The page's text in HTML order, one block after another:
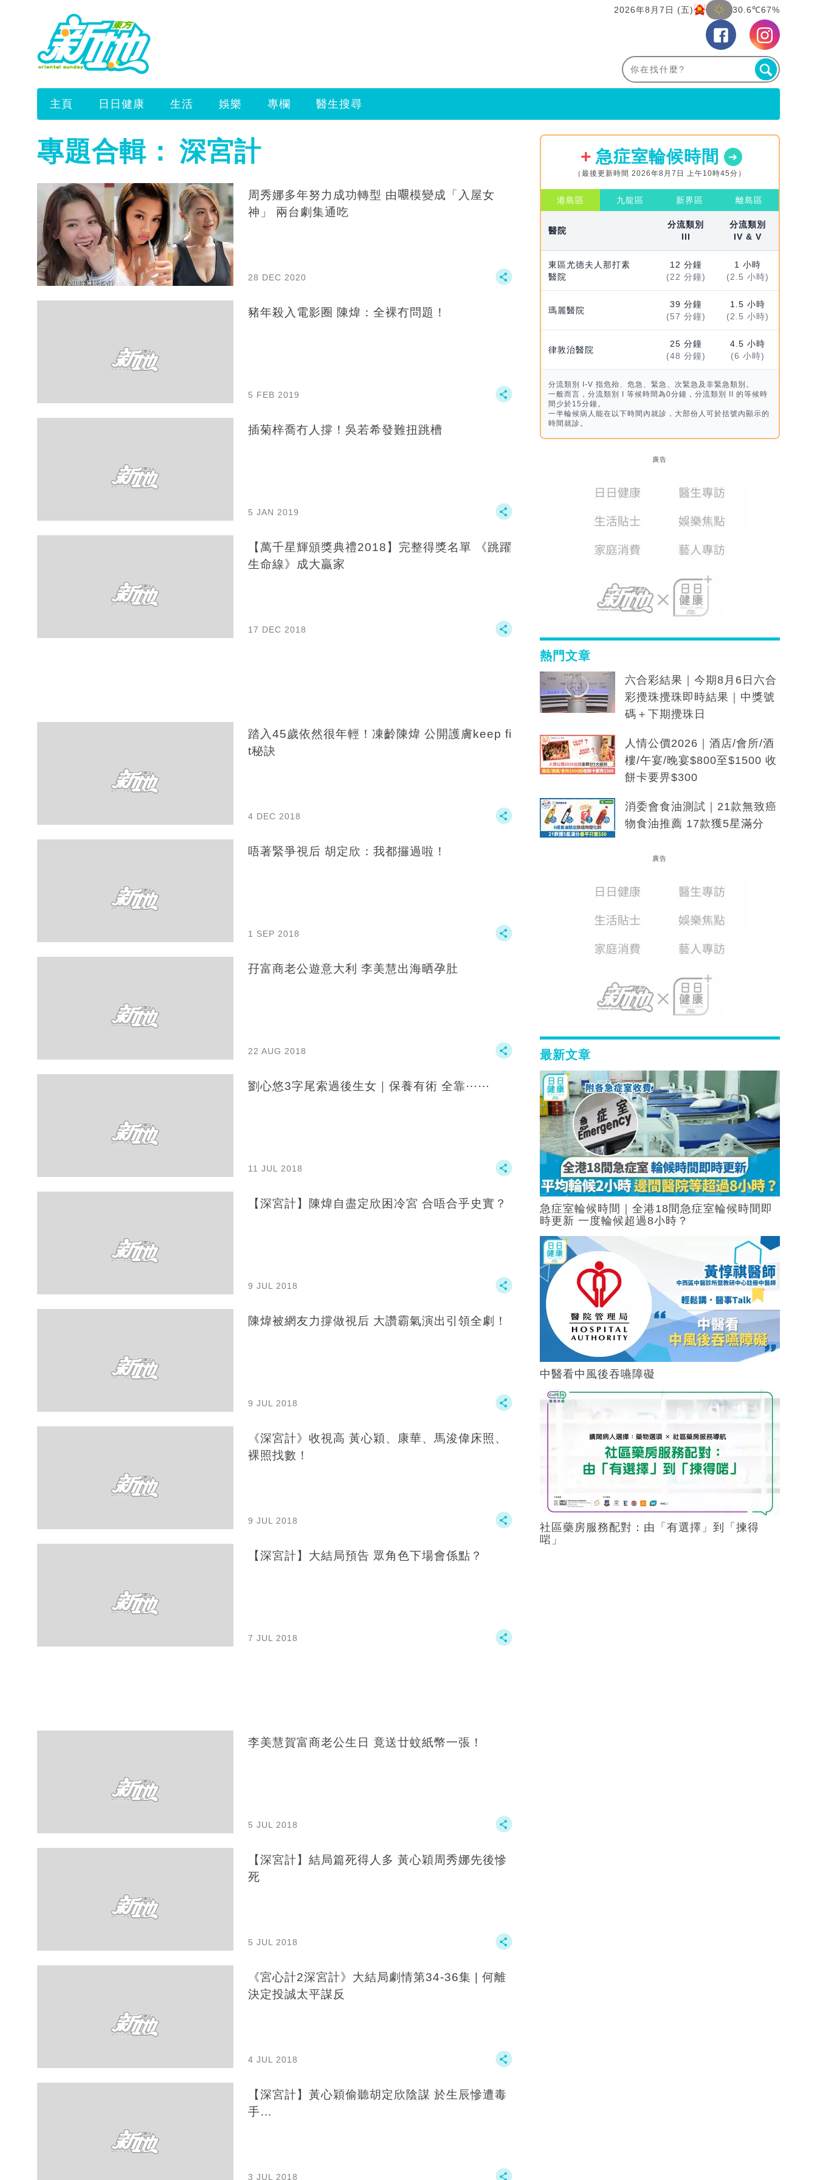
2026年8月7日 (五) 30.6℃67%
主頁 日日健康 生活 娛樂 專欄 醫生搜尋
專題合輯： 深宮計
周秀娜多年努力成功轉型 由𡃁模變成「入屋女
神」 兩台劇集通吃
28 DEC 2020
豬年殺入電影圈 陳煒：全裸冇問題！
5 FEB 2019
插菊梓喬冇人撐！吳若希發難扭跳槽
5 JAN 2019
【萬千星輝頒獎典禮2018】完整得獎名單 《跳躍
生命線》成大贏家
17 DEC 2018
踏入45歲依然很年輕！凍齡陳煒 公開護膚keep fi
t秘訣
4 DEC 2018
唔著緊爭視后 胡定欣：我都攞過啦！
1 SEP 2018
孖富商老公遊意大利 李美慧出海晒孕肚
22 AUG 2018
劉心悠3字尾索過後生女｜保養有術 全靠⋯⋯
11 JUL 2018
【深宮計】陳煒自盡定欣困冷宮 合唔合乎史實？
9 JUL 2018
陳煒被網友力撐做視后 大讚霸氣演出引領全劇！
9 JUL 2018
《深宮計》收視高 黃心穎、康華、馬浚偉床照、
裸照找數！
9 JUL 2018
【深宮計】大結局預告 眾角色下場會係點？
7 JUL 2018
李美慧賀富商老公生日 竟送廿蚊紙幣一張！
5 JUL 2018
【深宮計】結局篇死得人多 黃心穎周秀娜先後慘
死
5 JUL 2018
《宮心計2深宮計》大結局劇情第34-36集 | 何離
決定投誠太平謀反
4 JUL 2018
【深宮計】黃心穎偷聽胡定欣陰謀 於生辰慘遭毒
手…
3 JUL 2018
急症室輪候時間
（最後更新時間 2026年8月7日 上午10時45分）
港島區 九龍區 新界區 離島區
醫院
分流類別
III
分流類別
IV & V
東區尤德夫人那打素
醫院
12 分鐘
(22 分鐘)
1 小時
(2.5 小時)
瑪麗醫院
39 分鐘
(57 分鐘)
1.5 小時
(2.5 小時)
律敦治醫院
25 分鐘
(48 分鐘)
4.5 小時
(6 小時)
分流類別 I-V 指危殆、危急、緊急、次緊急及非緊急類別。
一般而言，分流類別 I 等候時間為0分鐘，分流類別 II 的等候時
間少於15分鐘。
一半輪候病人能在以下時間內就診，大部份人可於括號內顯示的
時間就診。
廣告
熱門文章
六合彩結果｜今期8月6日六合
彩攪珠攪珠即時結果｜中獎號
碼＋下期攪珠日
人情公價2026｜酒店/會所/酒
樓/午宴/晚宴$800至$1500 收
餅卡要畀$300
消委會食油測試｜21款無致癌
物食油推薦 17款獲5星滿分
廣告
最新文章
急症室輪候時間｜全港18間急症室輪候時間即
時更新 一度輪候超過8小時？
中醫看中風後吞嚥障礙
社區藥房服務配對：由「有選擇」到「揀得
啱」